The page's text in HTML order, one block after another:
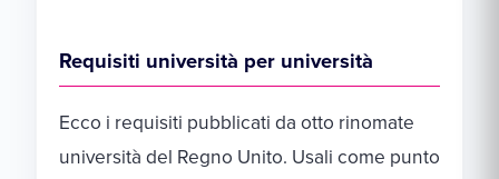
Requisiti università per università
Ecco i requisiti pubblicati da otto rinomate
università del Regno Unito. Usali come punto